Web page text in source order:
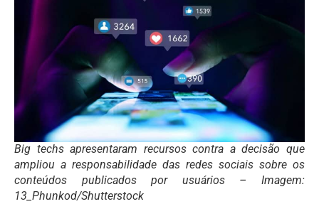
Big techs apresentaram recursos contra a decisão que
ampliou a responsabilidade das redes sociais sobre os
conteúdos publicados por usuários – Imagem:
13_Phunkod/Shutterstock